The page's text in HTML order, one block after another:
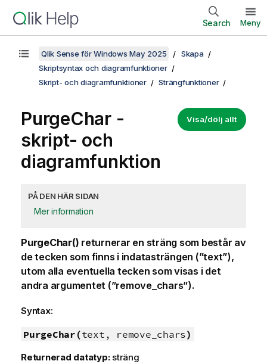
Search Meny
Qlik Sense för Windows May 2025
Skapa
Skriptsyntax och diagramfunktioner
Skript- och diagramfunktioner
Strängfunktioner
Visa/dölj allt
PurgeChar -
skript- och
diagramfunktion
PÅ DEN HÄR SIDAN
Mer information
PurgeChar() returnerar en sträng som består av
de tecken som finns i indatasträngen (”text”),
utom alla eventuella tecken som visas i det
andra argumentet (”remove_chars”).
Syntax:
PurgeChar(text, remove_chars)
Returnerad datatyp: sträng